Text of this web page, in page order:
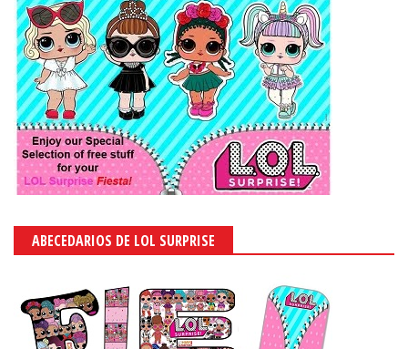
ABECEDARIOS DE LOL SURPRISE